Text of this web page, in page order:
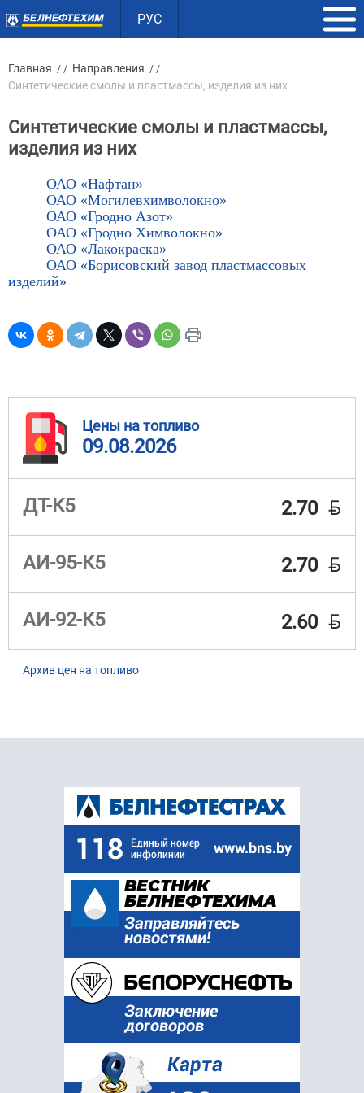
РУС
Главная / / Направления / /
Синтетические смолы и пластмассы, изделия из них
Синтетические смолы и пластмассы,
изделия из них
ОАО «Нафтан»
ОАО «Могилевхимволокно»
ОАО «Гродно Азот»
ОАО «Гродно Химволокно»
ОАО «Лакокраска»
ОАО «Борисовский завод пластмассовых
изделий»
Цены на топливо
09.08.2026
ДТ-К5 2.70 BYN
АИ-95-К5 2.70 BYN
АИ-92-К5 2.60 BYN
Архив цен на топливо